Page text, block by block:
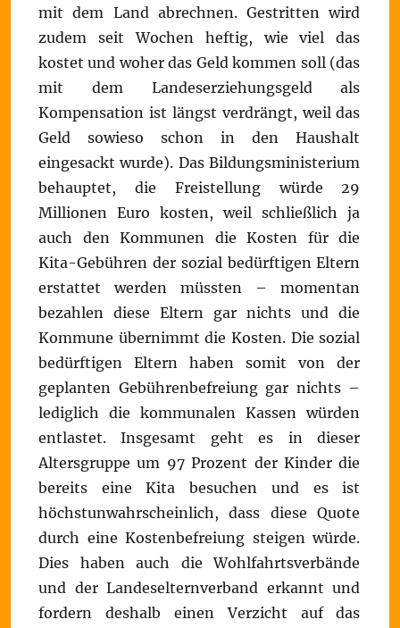
mit dem Land abrechnen. Gestritten wird
zudem seit Wochen heftig, wie viel das
kostet und woher das Geld kommen soll (das
mit dem Landeserziehungsgeld als
Kompensation ist längst verdrängt, weil das
Geld sowieso schon in den Haushalt
eingesackt wurde). Das Bildungsministerium
behauptet, die Freistellung würde 29
Millionen Euro kosten, weil schließlich ja
auch den Kommunen die Kosten für die
Kita-Gebühren der sozial bedürftigen Eltern
erstattet werden müssten – momentan
bezahlen diese Eltern gar nichts und die
Kommune übernimmt die Kosten. Die sozial
bedürftigen Eltern haben somit von der
geplanten Gebührenbefreiung gar nichts –
lediglich die kommunalen Kassen würden
entlastet. Insgesamt geht es in dieser
Altersgruppe um 97 Prozent der Kinder die
bereits eine Kita besuchen und es ist
höchstunwahrscheinlich, dass diese Quote
durch eine Kostenbefreiung steigen würde.
Dies haben auch die Wohlfahrtsverbände
und der Landeselternverband erkannt und
fordern deshalb einen Verzicht auf das